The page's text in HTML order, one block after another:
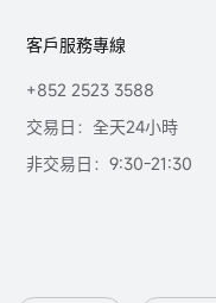
客戶服務專線
+852 2523 3588
交易日：全天24小時
非交易日：9:30-21:30